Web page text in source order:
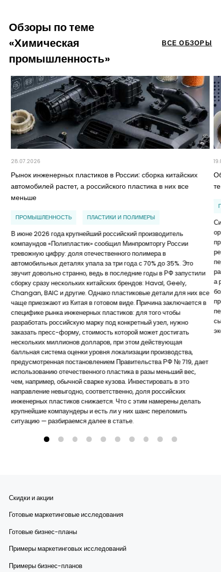
Обзоры по теме
«Химическая
промышленность»
ВСЕ ОБЗОРЫ
28.07.2026
Рынок инженерных пластиков в России: сборка китайских
автомобилей растет, а российского пластика в них все
меньше
ПРОМЫШЛЕННОСТЬ ПЛАСТИКИ И ПОЛИМЕРЫ
В июне 2026 года крупнейший российский производитель
компаундов «Полипластик» сообщил Минпромторгу России
тревожную цифру: доля отечественного полимера в
автомобильных деталях упала за три года с 70% до 35%. Это
звучит довольно странно, ведь в последние годы в РФ запустили
сборку сразу нескольких китайских брендов: Haval, Geely,
Changan, BAIC и другие. Однако пластиковые детали для них все
чаще приезжают из Китая в готовом виде. Причина заключается в
специфике рынка инженерных пластиков: для того чтобы
разработать российскую марку под конкретный узел, нужно
заказать пресс-форму, стоимость которой может достигать
нескольких миллионов долларов, при этом действующая
балльная система оценки уровня локализации производства,
предусмотренная постановлением Правительства РФ № 719, дает
использованию отечественного пластика в разы меньший вес,
чем, например, обычной сварке кузова. Инвестировать в это
направление невыгодно, соответственно, доля российских
инженерных пластиков снижается. Что с этим намерены делать
крупнейшие компаундеры и есть ли у них шанс переломить
ситуацию — разбираемся далее в статье.
а
Скидки и акции
Готовые маркетинговые исследования
Готовые бизнес-планы
Примеры маркетинговых исследований
Примеры бизнес-планов